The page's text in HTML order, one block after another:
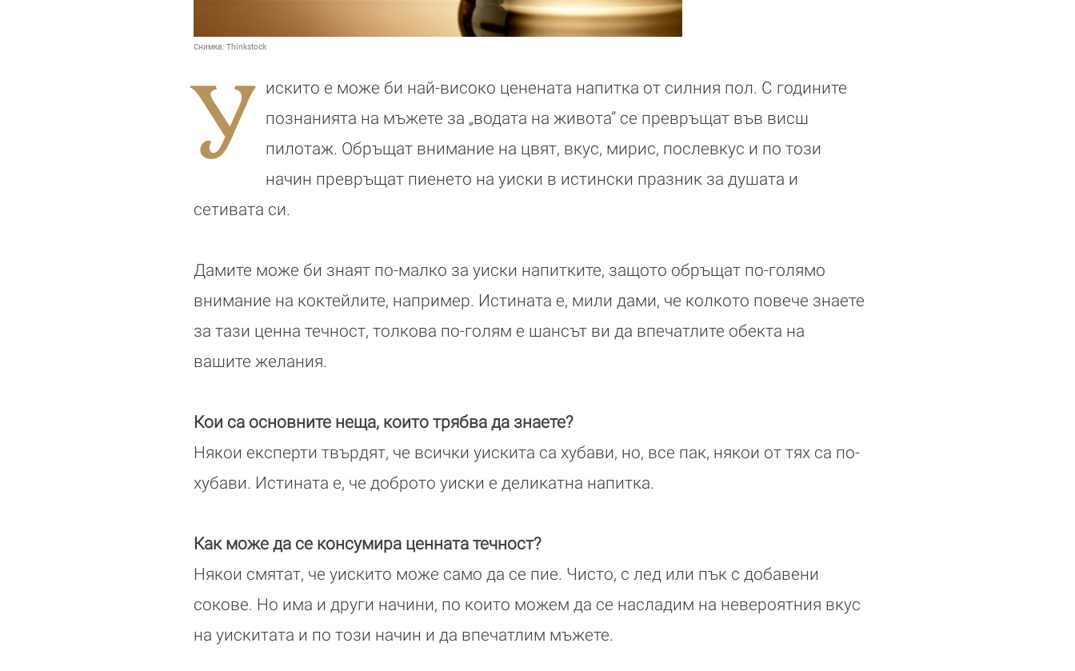
Снимка: Thinkstock
У
искито е може би най-високо ценената напитка от силния пол. С годините
познанията на мъжете за „водата на живота” се превръщат във висш
пилотаж. Обръщат внимание на цвят, вкус, мирис, послевкус и по този
начин превръщат пиенето на уиски в истински празник за душата и
сетивата си.
Дамите може би знаят по-малко за уиски напитките, защото обръщат по-голямо
внимание на коктейлите, например. Истината е, мили дами, че колкото повече знаете
за тази ценна течност, толкова по-голям е шансът ви да впечатлите обекта на
вашите желания.
Кои са основните неща, които трябва да знаете?
Някои експерти твърдят, че всички уискита са хубави, но, все пак, някои от тях са по-
хубави. Истината е, че доброто уиски е деликатна напитка.
Как може да се консумира ценната течност?
Някои смятат, че уискито може само да се пие. Чисто, с лед или пък с добавени
сокове. Но има и други начини, по които можем да се насладим на невероятния вкус
на уискитата и по този начин и да впечатлим мъжете.